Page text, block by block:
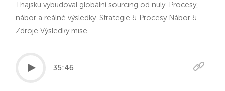
Thajsku vybudoval globální sourcing od nuly. Procesy,
nábor a reálné výsledky. Strategie & Procesy Nábor &
Zdroje Výsledky mise
35:46